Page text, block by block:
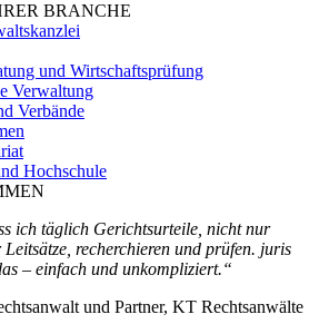
BRANCHE
und Wirtschaftsprüfung
Verwaltung
Verbände
Hochschule
ich täglich Gerichtsurteile, nicht nur
Leitsätze, recherchieren und prüfen. juris
– einfach und unkompliziert.“
und Partner, KT Rechtsanwälte